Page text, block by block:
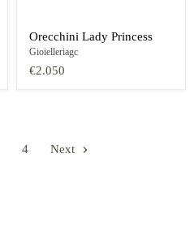
Orecchini Lady Princess
Gioielleriagc
€2.050
4 Next